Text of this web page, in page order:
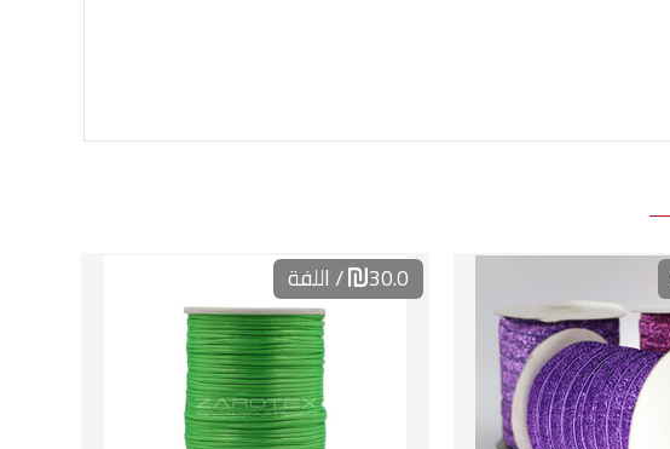
30.0 / اللفة